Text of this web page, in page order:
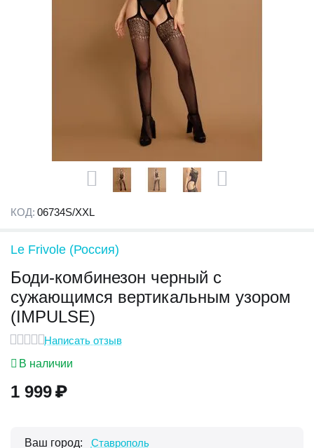
КОД: 06734S/XXL
Le Frivole (Россия)
Боди-комбинезон черный с
сужающимся вертикальным узором
(IMPULSE)
Написать отзыв
В наличии
1 999₽
Ваш город: Ставрополь